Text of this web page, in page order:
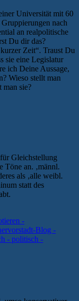
Universität mit 60
nach
an realpolitische
Du dir das?
Zeit“. Traust Du
sie eine Legislatur
ich Deine Aussage,
Wieso stellt man
man sie?
Gleichstellung
Töne an. ‚männl.
als ‚alle weibl.
statt des
-
Blog -
- politisch -